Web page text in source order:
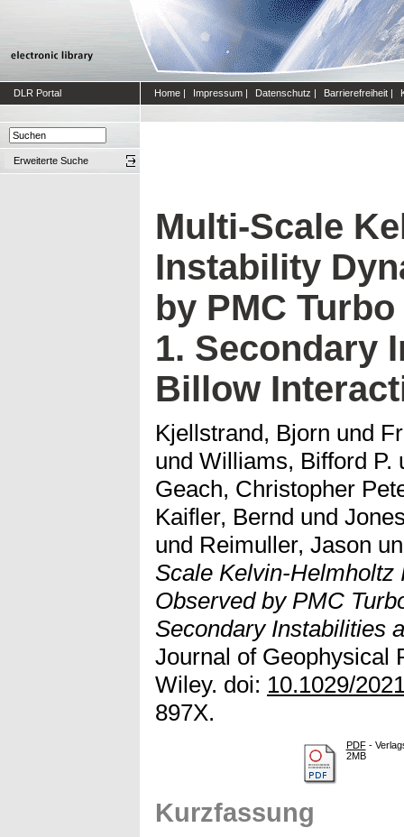
DLR Portal Home | Impressum | Datenschutz | Barrierefreiheit |
Erweiterte Suche
Multi-Scale
Instability
by PMC
1. Secondary
Billow
Kjellstrand, Bjorn und
und Williams, Bifford P.
Geach, Christopher
Kaifler, Bernd und
und Reimuller, Jason
Scale Kelvin-Helmholtz
Observed by PMC
Secondary Instabilities
Journal of Geophysical
Wiley. doi: 10.1029/
897X.
PDF-
2MB
Kurzfassung